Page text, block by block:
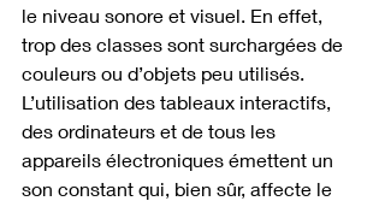
le niveau sonore et visuel. En effet,
trop des classes sont surchargées de
couleurs ou d’objets peu utilisés.
L’utilisation des tableaux interactifs,
des ordinateurs et de tous les
appareils électroniques émettent un
son constant qui, bien sûr, affecte le